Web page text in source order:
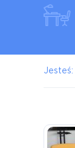
Jesteś: